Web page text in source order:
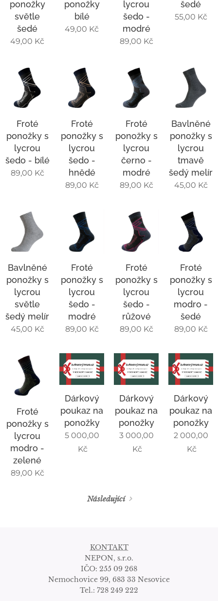
ponožky
světle
šedé
49,00 Kč
ponožky
bílé
49,00 Kč
lycrou
šedo -
modré
89,00 Kč
šedé
55,00 Kč
Froté
ponožky s
lycrou
šedo - bílé
89,00 Kč
Froté
ponožky s
lycrou
šedo -
hnědé
89,00 Kč
Froté
ponožky s
lycrou
černo -
modré
89,00 Kč
Bavlněné
ponožky s
lycrou
tmavě
šedý melír
45,00 Kč
Bavlněné
ponožky s
lycrou
světle
šedý melír
45,00 Kč
Froté
ponožky s
lycrou
šedo -
modré
89,00 Kč
Froté
ponožky s
lycrou
šedo -
růžové
89,00 Kč
Froté
ponožky s
lycrou
modro -
šedé
89,00 Kč
Froté
ponožky s
lycrou
modro -
zelené
89,00 Kč
Dárkový
poukaz na
ponožky
5 000,00
Kč
Dárkový
poukaz na
ponožky
3 000,00
Kč
Dárkový
poukaz na
ponožky
2 000,00
Kč
Následující
KONTAKT
NEPON, s.r.o.
IČO: 255 09 268
Nemochovice 99, 683 33 Nesovice
Tel.: 728 249 222